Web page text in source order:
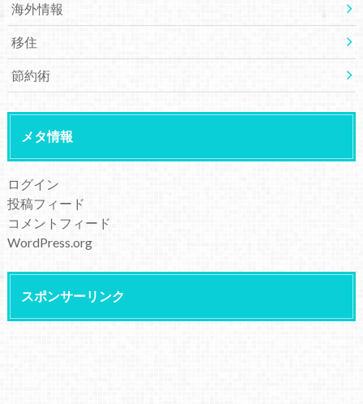
海外情報
移住
節約術
メタ情報
ログイン
投稿フィード
コメントフィード
WordPress.org
スポンサーリンク